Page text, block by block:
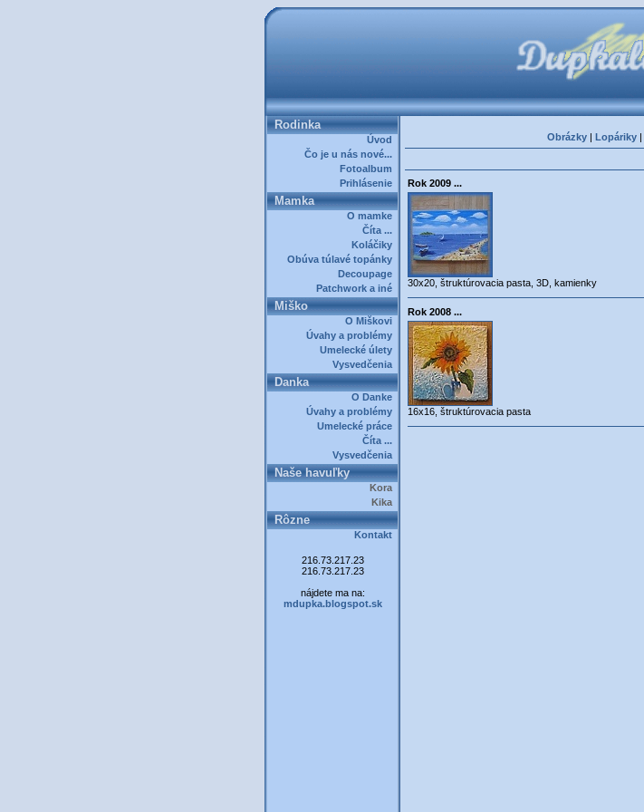
Rodinka
Úvod
Čo je u nás nové...
Fotoalbum
Prihlásenie
Mamka
O mamke
Číta ...
Koláčiky
Obúva túlavé topánky
Decoupage
Patchwork a iné
Miško
O Miškovi
Úvahy a problémy
Umelecké úlety
Vysvedčenia
Danka
O Danke
Úvahy a problémy
Umelecké práce
Číta ...
Vysvedčenia
Naše havuľky
Kora
Kika
Rôzne
Kontakt
216.73.217.23
216.73.217.23
nájdete ma na:
mdupka.blogspot.sk
Obrázky| Lopáriky|
Rok 2009 ...
30x20, štruktúrovacia pasta, 3D, kamienky
Rok 2008 ...
16x16, štruktúrovacia pasta